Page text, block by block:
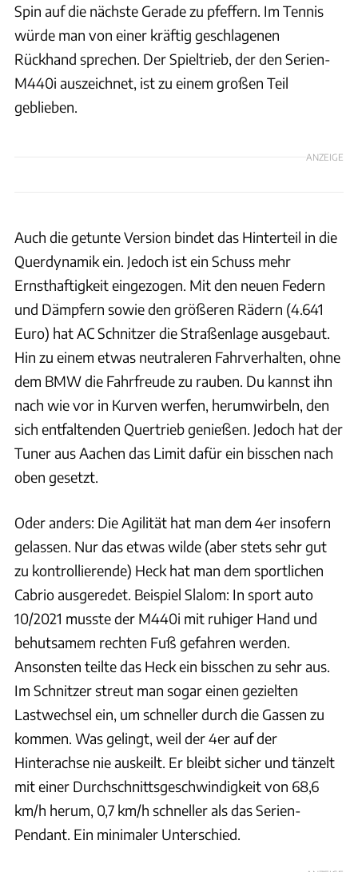
Spin auf die nächste Gerade zu pfeffern. Im Tennis
würde man von einer kräftig geschlagenen
Rückhand sprechen. Der Spieltrieb, der den Serien-
M440i auszeichnet, ist zu einem großen Teil
geblieben.
ANZEIGE
Auch die getunte Version bindet das Hinterteil in die
Querdynamik ein. Jedoch ist ein Schuss mehr
Ernsthaftigkeit eingezogen. Mit den neuen Federn
und Dämpfern sowie den größeren Rädern (4.641
Euro) hat AC Schnitzer die Straßenlage ausgebaut.
Hin zu einem etwas neutraleren Fahrverhalten, ohne
dem BMW die Fahrfreude zu rauben. Du kannst ihn
nach wie vor in Kurven werfen, herumwirbeln, den
sich entfaltenden Quertrieb genießen. Jedoch hat der
Tuner aus Aachen das Limit dafür ein bisschen nach
oben gesetzt.
Oder anders: Die Agilität hat man dem 4er insofern
gelassen. Nur das etwas wilde (aber stets sehr gut
zu kontrollierende) Heck hat man dem sportlichen
Cabrio ausgeredet. Beispiel Slalom: In sport auto
10/2021 musste der M440i mit ruhiger Hand und
behutsamem rechten Fuß gefahren werden.
Ansonsten teilte das Heck ein bisschen zu sehr aus.
Im Schnitzer streut man sogar einen gezielten
Lastwechsel ein, um schneller durch die Gassen zu
kommen. Was gelingt, weil der 4er auf der
Hinterachse nie auskeilt. Er bleibt sicher und tänzelt
mit einer Durchschnittsgeschwindigkeit von 68,6
km/h herum, 0,7 km/h schneller als das Serien-
Pendant. Ein minimaler Unterschied.